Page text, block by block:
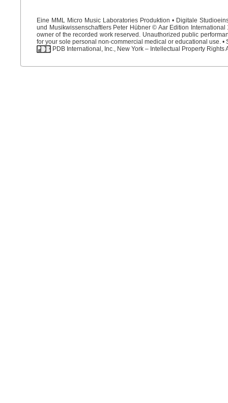
Eine MML Micro Music Laboratories Produktion • Digitale
und Musikwissenschaftlers Peter Hübner © Aar Edition
owner of the recorded work reserved. Unauthorized public
for your sole personal non-commercial medical or educational use.
PDB International, Inc., New York – Intellectual Property Rights